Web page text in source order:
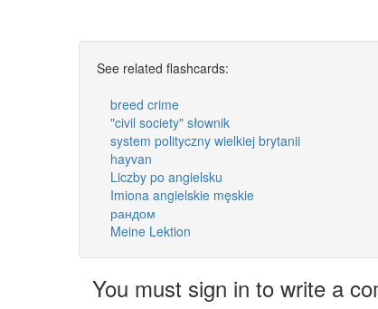
See related flashcards:
breed crime
"civil society" słownik
system polityczny wielkiej brytanii
hayvan
Liczby po angielsku
Imiona angielskie męskie
рандом
Meine Lektion
You must sign in to write a